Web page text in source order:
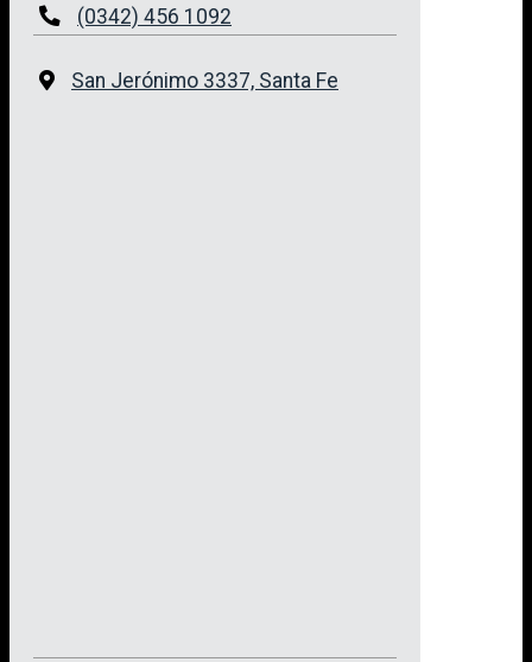
(0342) 456 1092
San Jerónimo 3337, Santa Fe